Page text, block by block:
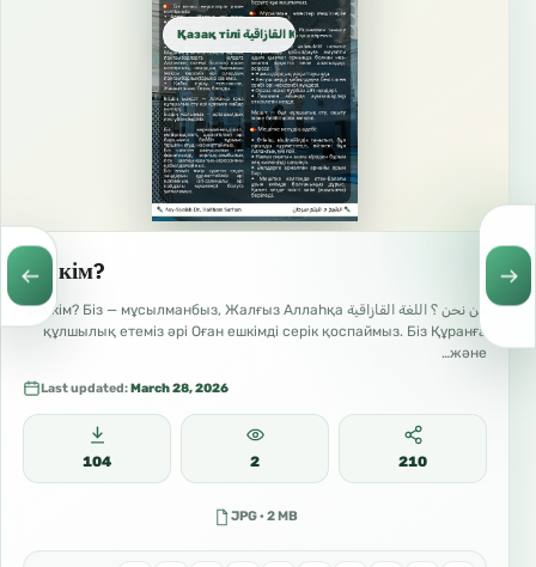
Қазақ тілі القازاقية Kazakh
Біз кім?
من نحن ؟ اللغة القازاقية Біз кім? Біз — мұсылманбыз, Жалғыз Аллаһқа
құлшылық етеміз әрі Оған ешкімді серік қоспаймыз. Біз Құранға
және…
Last updated:March 28, 2026
104 2 210
JPG · 2 MB